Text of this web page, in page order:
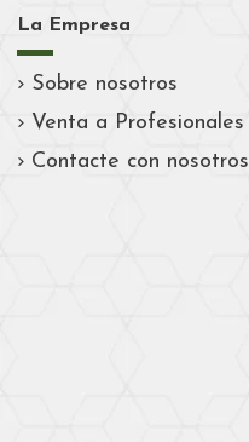
La Empresa
Sobre nosotros
Venta a Profesionales
Contacte con nosotros